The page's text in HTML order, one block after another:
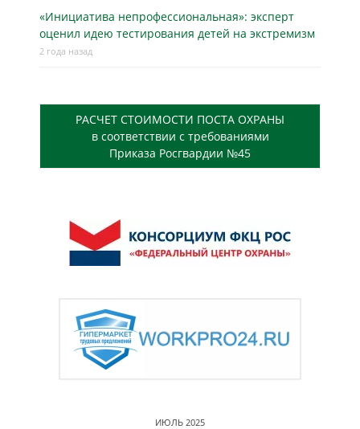
«Инициатива непрофессиональная»: эксперт
оценил идею тестирования детей на экстремизм
2 года назад
РАСЧЕТ СТОИМОСТИ ПОСТА ОХРАНЫ
в соответствии с требованиями
Приказа Росгвардии №45
ИЮЛЬ 2025